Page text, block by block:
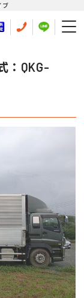
ブ
：QKG-